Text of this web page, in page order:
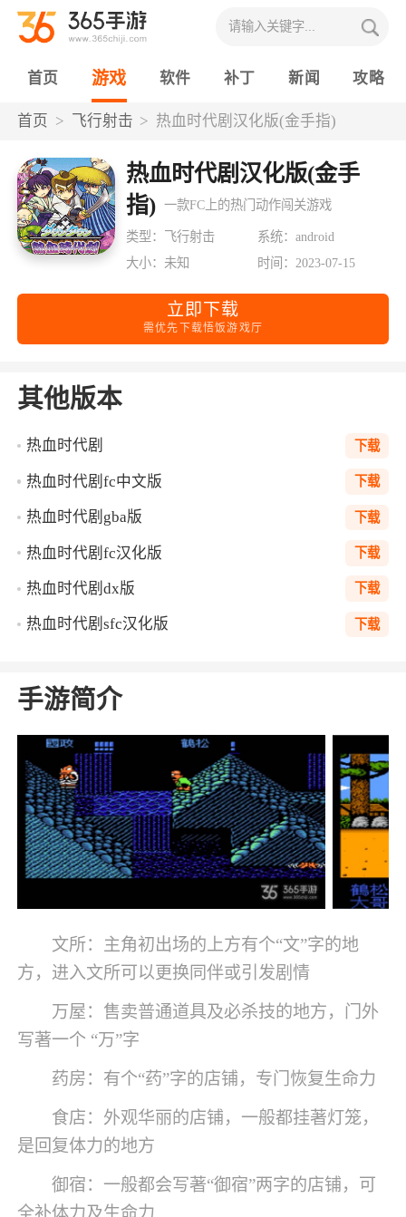
首页 游戏 软件 补丁 新闻 攻略
首页 飞行射击 热血时代剧汉化版(金手指)
热血时代剧汉化版(金手
指) 一款FC上的热门动作闯关游戏
类型：飞行射击
系统：android
大小：未知
时间：2023-07-15
立即下载
需优先下载悟饭游戏厅
其他版本
热血时代剧 下载
热血时代剧fc中文版 下载
热血时代剧gba版 下载
热血时代剧fc汉化版 下载
热血时代剧dx版 下载
热血时代剧sfc汉化版 下载
手游简介
文所：主角初出场的上方有个“文”字的地
方，进入文所可以更换同伴或引发剧情
万屋：售卖普通道具及必杀技的地方，门外
写著一个 “万”字
药房：有个“药”字的店铺，专门恢复生命力
食店：外观华丽的店铺，一般都挂著灯笼，
是回复体力的地方
御宿：一般都会写著“御宿”两字的店铺，可
全补体力及生命力